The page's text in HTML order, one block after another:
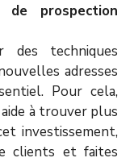
de prospection
des techniques
adresses
Pour cela,
à trouver plus
investissement,
clients et faites